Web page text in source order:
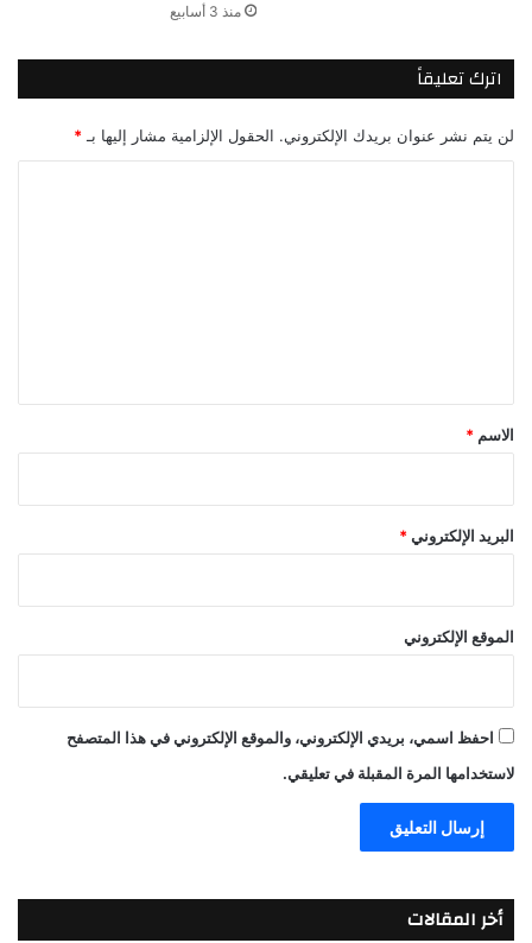
منذ 3 أسابيع
اترك تعليقاً
لن يتم نشر عنوان بريدك الإلكتروني. الحقول الإلزامية مشار إليها بـ *
*
الاسم *
البريد الإلكتروني *
الموقع الإلكتروني
احفظ اسمي، بريدي الإلكتروني، والموقع الإلكتروني في هذا المتصفح
لاستخدامها المرة المقبلة في تعليقي.
أخر المقالات